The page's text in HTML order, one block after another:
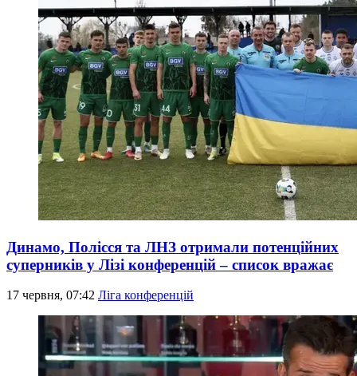
Динамо, Полісся та ЛНЗ отримали потенційних
суперників у Лізі конференцій – список вражає
17 червня, 07:42 Ліга конференцій